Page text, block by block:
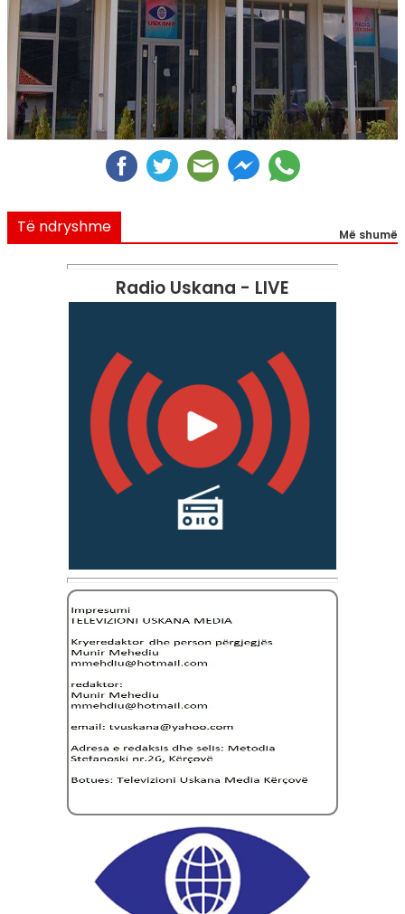
Të ndryshme Më shumë
Radio Uskana - LIVE